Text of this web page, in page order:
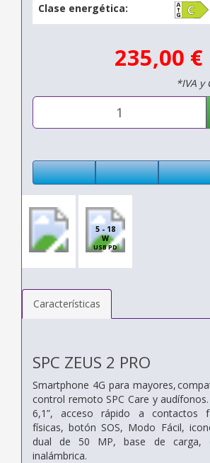
Clase energética:
235,00 €
*IVA y
5 - 18
W
USB PD
Características
SPC ZEUS 2 PRO
Smartphone 4G para mayores,
control remoto SPC Care y
6,1”, acceso rápido a contactos
físicas, botón SOS, Modo Fácil,
dual de 50 MP, base de carga,
inalámbrica.